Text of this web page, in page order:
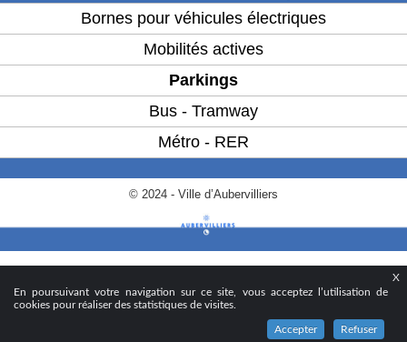
X
En poursuivant votre navigation sur ce site, vous acceptez l’utilisation de
cookies pour réaliser des statistiques de visites.
Accepter Refuser
Bornes pour véhicules électriques
Mobilités actives
Parkings
Bus - Tramway
Métro - RER
© 2024 - Ville d’Aubervilliers